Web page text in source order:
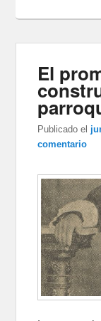
El
Publicado el
comentario